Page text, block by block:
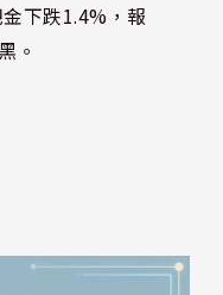
下跌1.4%，報
。